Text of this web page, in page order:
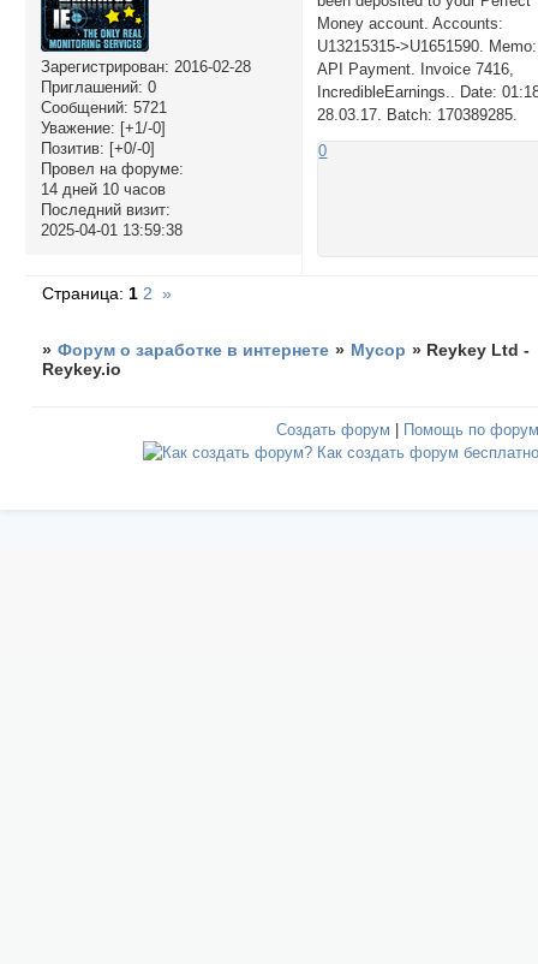
Зарегистрирован: 2016-02-28
Приглашений: 0
Сообщений: 5721
Уважение: [+1/-0]
Позитив: [+0/-0]
Провел на форуме:
14 дней 10 часов
Последний визит:
2025-04-01 13:59:38
Money account. Accounts:
U13215315->U1651590. Memo:
API Payment. Invoice 7416,
IncredibleEarnings.. Date:
28.03.17. Batch: 170389285.
0
Страница: 1 2 »
» Форум о заработке в интернете » Мусор » Reykey Ltd -
Reykey.io
Создать форум Помощь по